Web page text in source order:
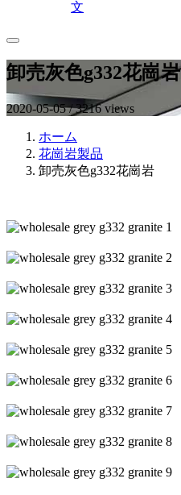
文
卸売灰色g332花崗岩
2020-05-05 / 3216 views
ホーム
花崗岩製品
卸売灰色g332花崗岩